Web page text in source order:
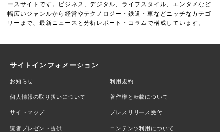
ースサイトです。ビジネス、デジタル、ライフスタイル、エンタメなど
幅広いジャンルから経営やテクノロジー・鉄道・車などニッチなカテゴ
リーまで、最新ニュースと分析レポート・コラムで構成しています。
サイトインフォメーション
お知らせ 利用規約
個人情報の取り扱いについて 著作権と転載について
サイトマップ プレスリリース受付
読者プレゼント提供 コンテンツ利用について